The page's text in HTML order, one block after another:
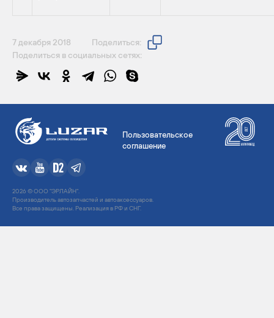
7 декабря 2018
Поделиться:
Поделиться в социальных сетях:
Пользовательское
соглашение
2026 © ООО "ЭРЛАЙН".
Производитель автозапчастей и автоаксессуаров.
Все права защищены. Реализация в РФ и СНГ.